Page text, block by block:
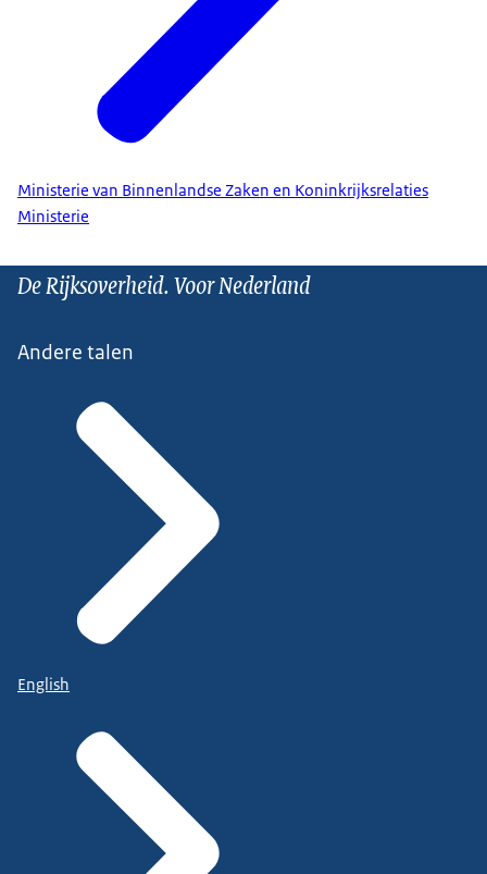
Ministerie van Binnenlandse Zaken en Koninkrijksrelaties
Ministerie
De Rijksoverheid. Voor Nederland
Andere talen
English